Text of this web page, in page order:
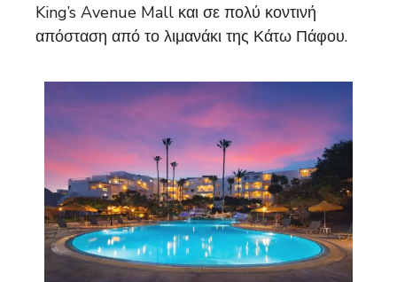
King’s Avenue Mall και σε πολύ κοντινή
απόσταση από το λιμανάκι της Κάτω Πάφου.